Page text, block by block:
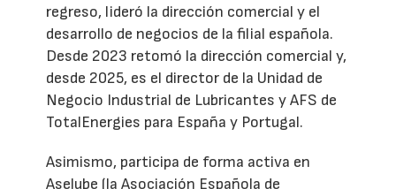
regreso, lideró la dirección comercial y el
desarrollo de negocios de la filial española.
Desde 2023 retomó la dirección comercial y,
desde 2025, es el director de la Unidad de
Negocio Industrial de Lubricantes y AFS de
TotalEnergies para España y Portugal.
Asimismo, participa de forma activa en
Aselube (la Asociación Española de